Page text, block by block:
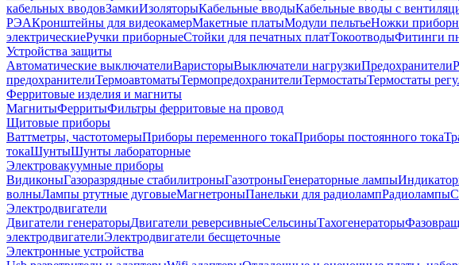
кабельных вводовЗамкиИзоляторыКабельные вводыКабельные вводы с
РЭАКронштейны для видеокамерМакетные платыМодули пельтьеНожки
электрическиеРучки приборныеСтойки для печатных платТокоотводыФитинги
Устройства защиты
Автоматические выключателиВаристорыВыключатели нагрузкиПредохранители
предохранителиТермоавтоматыТермопредохранителиТермостатыТермостаты
Ферритовые изделия и магниты
МагнитыФерритыФильтры ферритовые на провод
Щитовые приборы
Ваттметры, частотомерыПриборы переменного токаПриборы постоянного тока
токаШунтыШунты лабораторные
Электровакуумные приборы
ВидиконыГазоразрядные стабилитроныГазотроныГенераторные лампы
волныЛампы ртутные дуговыеМагнетроныПанельки для радиолампРадиолампы
Электродвигатели
Двигатели генераторыДвигатели реверсивныеСельсиныТахогенераторы
электродвигателиЭлектродвигатели бесщеточные
Электронные устройства